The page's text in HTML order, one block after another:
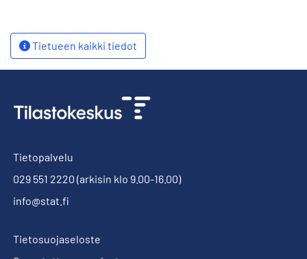
Tietueen kaikki tiedot
Tietopalvelu
029 551 2220 (arkisin klo 9.00-16.00)
info@stat.fi
Tietosuojaseloste